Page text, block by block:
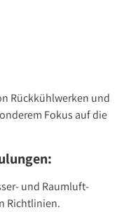
Rückkühlwerken und
Fokus auf die
und Raumluft-
Richtlinien.